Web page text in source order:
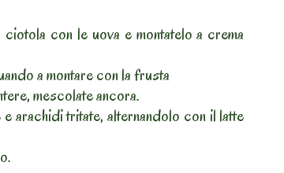
con le uova e montatelo a crema
a montare con la frusta
mescolate ancora.
arachidi tritate, alternandolo con il latte